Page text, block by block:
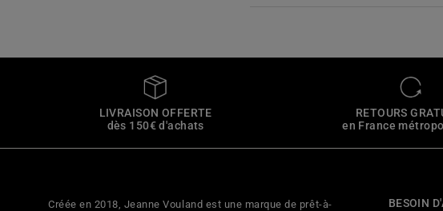
LIVRAISON OFFERTE
dès 150€ d'achats
RETOURS
en France
Créée en 2018, Jeanne Vouland est une marque de prêt-à-
BESOIN